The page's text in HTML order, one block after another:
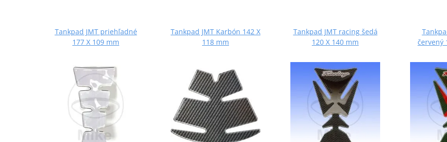
Tankpad JMT priehľadné
177 X 109 mm
Tankpad JMT Karbón 142 X
118 mm
Tankpad JMT racing šedá
120 X 140 mm
červený